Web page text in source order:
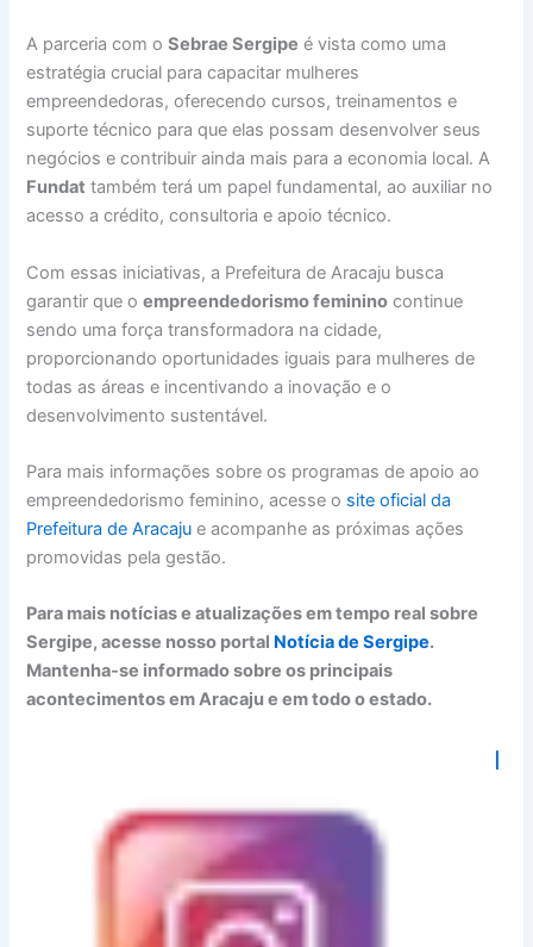
A parceria com oSebrae Sergipe é vista como uma
estratégia crucial para capacitar mulheres
empreendedoras, oferecendo cursos, treinamentos e
suporte técnico para que elas possam desenvolver seus
negócios e contribuir ainda mais para a economia local. A
Fundat também terá um papel fundamental, ao auxiliar no
acesso a crédito, consultoria e apoio técnico.
Com essas iniciativas, a Prefeitura de Aracaju busca
garantir que oempreendedorismo feminino continue
sendo uma força transformadora na cidade,
proporcionando oportunidades iguais para mulheres de
todas as áreas e incentivando a inovação e o
desenvolvimento sustentável.
Para mais informações sobre os programas de apoio ao
empreendedorismo feminino, acesse o site oficial da
Prefeitura de Aracaju e acompanhe as próximas ações
promovidas pela gestão.
Para mais notícias e atualizações em tempo real sobre
Sergipe, acesse nosso portal Notícia de Sergipe.
Mantenha-se informado sobre os principais
acontecimentos em Aracaju e em todo o estado.
I